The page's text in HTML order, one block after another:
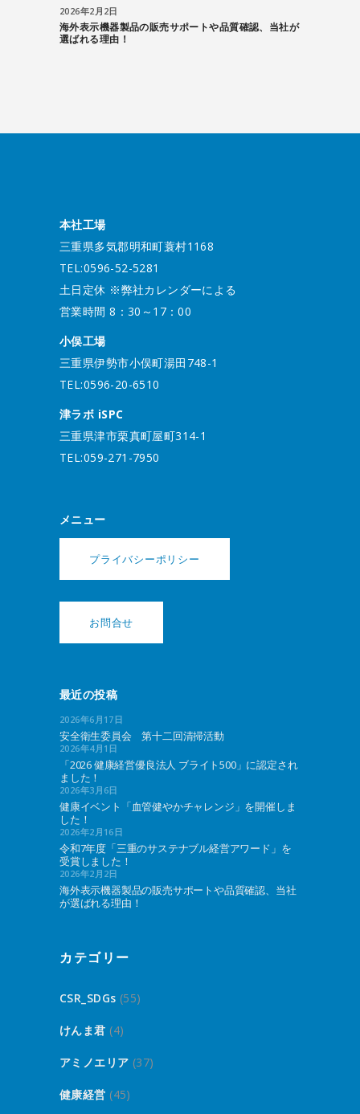
2026年2月2日
海外表示機器製品の販売サポートや品質確認、当社が
選ばれる理由！
本社工場
三重県多気郡明和町蓑村1168
TEL:0596-52-5281
土日定休 ※弊社カレンダーによる
営業時間 8：30～17：00
小俣工場
三重県伊勢市小俣町湯田748-1
TEL:0596-20-6510
津ラボ iSPC
三重県津市栗真町屋町314-1
TEL:059-271-7950
メニュー
プライバシーポリシー
お問合せ
最近の投稿
2026年6月17日
安全衛生委員会 第十二回清掃活動
2026年4月1日
「2026 健康経営優良法人 ブライト500」に認定され
ました！
2026年3月6日
健康イベント「血管健やかチャレンジ」を開催しま
した！
2026年2月16日
令和7年度「三重のサステナブル経営アワード」を
受賞しました！
2026年2月2日
海外表示機器製品の販売サポートや品質確認、当社
が選ばれる理由！
カテゴリー
CSR_SDGs (55)
けんま君 (4)
アミノエリア (37)
健康経営 (45)